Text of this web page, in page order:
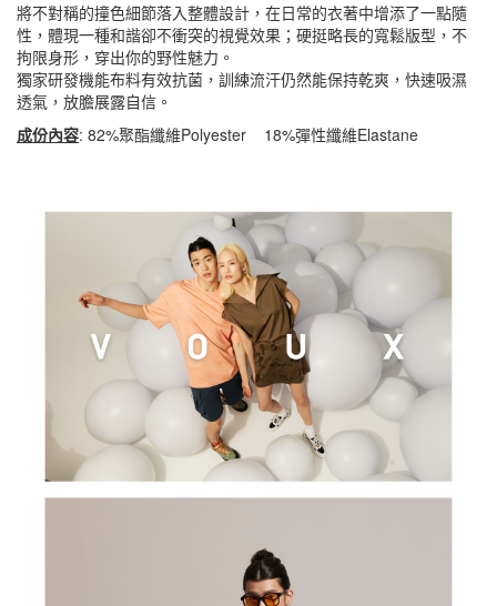
將不對稱的撞色細節落入整體設計，在日常的衣著中增添了一點隨
性，體現一種和諧卻不衝突的視覺效果；硬挺略長的寬鬆版型，不
拘限身形，穿出你的野性魅力。
獨家研發機能布料有效抗菌，訓練流汗仍然能保持乾爽，快速吸濕
透氣，放膽展露自信。
成份內容: 82%聚酯纖維Polyester 18%彈性纖維Elastane